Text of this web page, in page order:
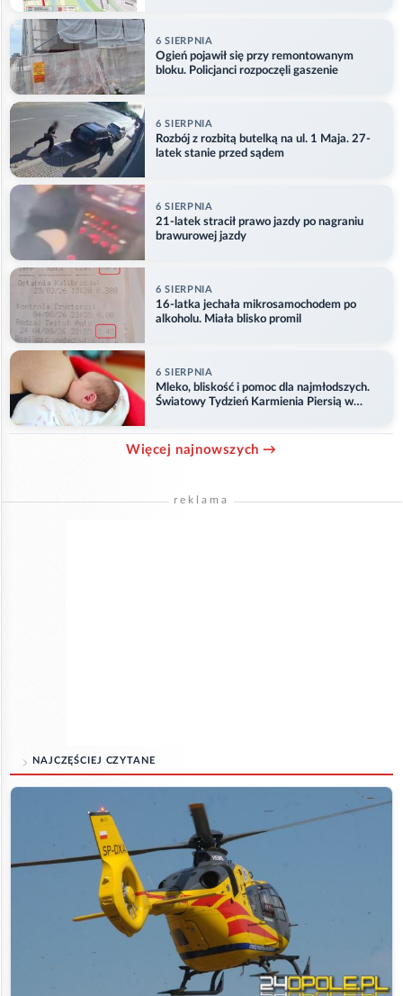
6 SIERPNIA
Ogień pojawił się przy remontowanym
bloku. Policjanci rozpoczęli gaszenie
6 SIERPNIA
Rozbój z rozbitą butelką na ul. 1 Maja. 27-
latek stanie przed sądem
6 SIERPNIA
21-latek stracił prawo jazdy po nagraniu
brawurowej jazdy
6 SIERPNIA
16-latka jechała mikrosamochodem po
alkoholu. Miała blisko promil
6 SIERPNIA
Mleko, bliskość i pomoc dla najmłodszych.
Światowy Tydzień Karmienia Piersią w
Więcej najnowszych →
reklama
NAJCZĘŚCIEJ CZYTANE